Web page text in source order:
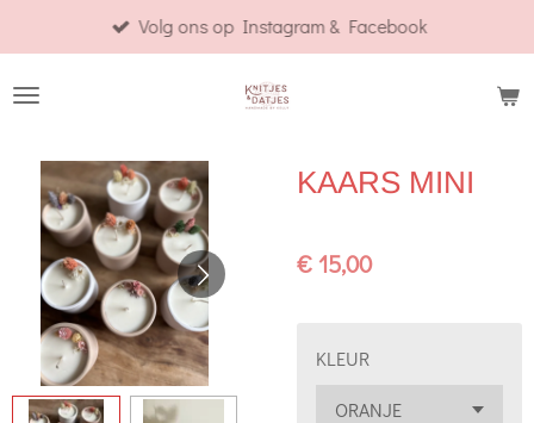
direct
naar
hoofdinhoud
Volg ons op Instagram & Facebook
KAARS MINI
€ 15,00
KLEUR